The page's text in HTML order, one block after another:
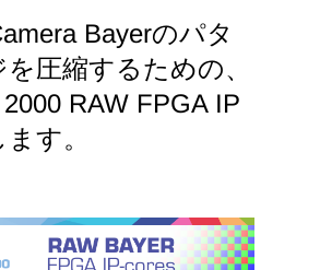
Bayerのパタ
圧縮するための、
RAW FPGA IP
す。